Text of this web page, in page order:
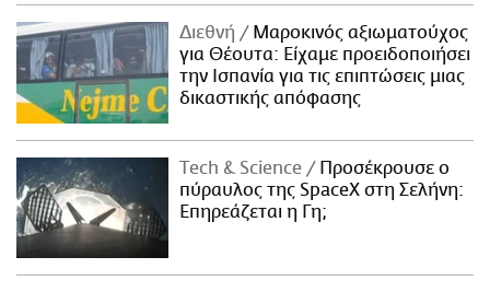
Διεθνή
Μαροκινός αξιωματούχος
για Θέουτα: Είχαμε προειδοποιήσει
την Ισπανία για τις επιπτώσεις μιας
δικαστικής απόφασης
Τech & Science
Προσέκρουσε ο
πύραυλος της SpaceX στη Σελήνη:
Επηρεάζεται η Γη;